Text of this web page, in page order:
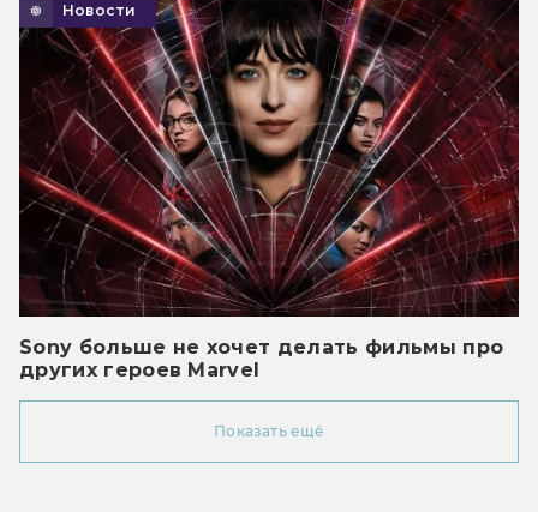
Новости
Sony больше не хочет делать фильмы про
других героев Marvel
Показать ещё